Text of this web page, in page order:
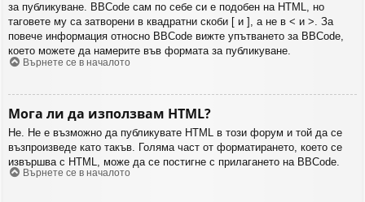
за публикуване. BBCode сам по себе си е подобен на HTML, но
таговете му са затворени в квадратни скоби [ и ], а не в < и >. За
повече информация относно BBCode вижте упътването за BBCode,
което можете да намерите във формата за публикуване.
Върнете се в началото
Мога ли да използвам HTML?
Не. Не е възможно да публикувате HTML в този форум и той да се
възпроизведе като такъв. Голяма част от форматирането, което се
извършва с HTML, може да се постигне с прилагането на BBCode.
Върнете се в началото